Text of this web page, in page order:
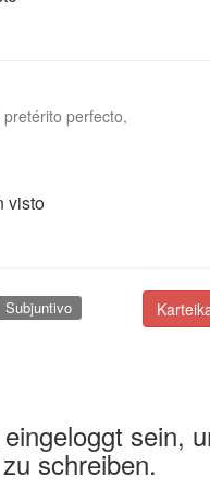
perfecto,
visto
Subjuntivo
sein,
schreiben.